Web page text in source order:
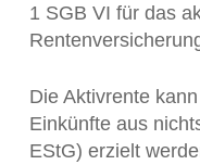
1 SGB VI für das
Die Aktivrente
Einkünfte aus
EStG) erzielt